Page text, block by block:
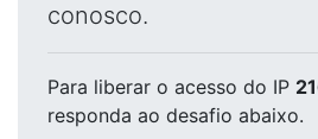
conosco.
Para liberar o acesso do IP
responda ao desafio abaixo.